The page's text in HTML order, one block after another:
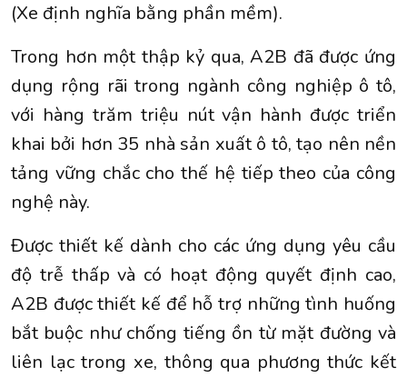
(Xe định nghĩa bằng phần mềm).
Trong hơn một thập kỷ qua, A2B đã được ứng
dụng rộng rãi trong ngành công nghiệp ô tô,
với hàng trăm triệu nút vận hành được triển
khai bởi hơn 35 nhà sản xuất ô tô, tạo nên nền
tảng vững chắc cho thế hệ tiếp theo của công
nghệ này.
Được thiết kế dành cho các ứng dụng yêu cầu
độ trễ thấp và có hoạt động quyết định cao,
A2B được thiết kế để hỗ trợ những tình huống
bắt buộc như chống tiếng ồn từ mặt đường và
liên lạc trong xe, thông qua phương thức kết